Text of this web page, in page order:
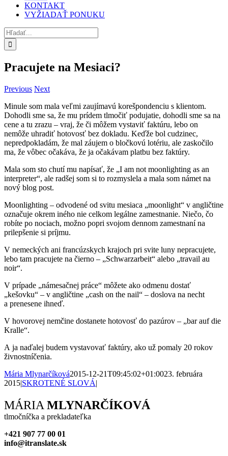
KONTAKT
VYŽIADAŤ PONUKU
Hľadať:
Pracujete na Mesiaci?
Previous Next
Minule som mala veľmi zaujímavú korešpondenciu s klientom.
Dohodli sme sa, že mu prídem tlmočiť podujatie, dohodli sme sa na
cene a tu zrazu – vraj, že či môžem vystaviť faktúru, lebo on
nemôže uhradiť hotovosť bez dokladu. Keďže bol cudzinec,
nepredpokladám, že mal záujem o bločkovú lotériu, ale zaskočilo
ma, že vôbec očakáva, že ja očakávam platbu bez faktúry.
Mala som sto chutí mu napísať, že „I am not moonlighting as an
interpreter“, ale radšej som si to rozmyslela a mala som námet na
nový blog post.
Moonlighting – odvodené od svitu mesiaca „moonlight“ v angličtine
označuje okrem iného nie celkom legálne zamestnanie. Niečo, čo
robíte po nociach, možno popri svojom dennom zamestnaní na
prilepšenie si príjmu.
V nemeckých ani francúzskych krajoch pri svite luny nepracujete,
lebo tam pracujete na čierno – „Schwarzarbeit“ alebo „travail au
noir“.
V prípade „námesačnej práce“ môžete ako odmenu dostať
„kešovku“ – v angličtine „cash on the nail“ – doslova na necht
a prenesene ihneď.
V hovorovej nemčine dostanete hotovosť do pazúrov – „bar auf die
Kralle“.
A ja naďalej budem vystavovať faktúry, ako už pomaly 20 rokov
živnostníčenia.
Mária Mlynarčíková2015-12-21T09:45:02+01:0023. februára
2015|SKROTENÉ SLOVÁ|
Facebook
X
Reddit
LinkedIn
WhatsApp
Tumblr
Pinterest
Vk
Xing
Email
MÁRIA MLYNARČÍKOVÁ
tlmočníčka a prekladateľka
+421 907 77 00 01
info@itranslate.sk